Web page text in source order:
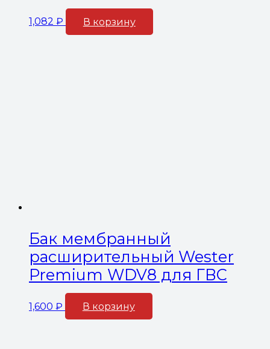
1,082 ₽ В корзину
Бак мембранный
расширительный Wester
Premium WDV8 для ГВС
1,600 ₽ В корзину